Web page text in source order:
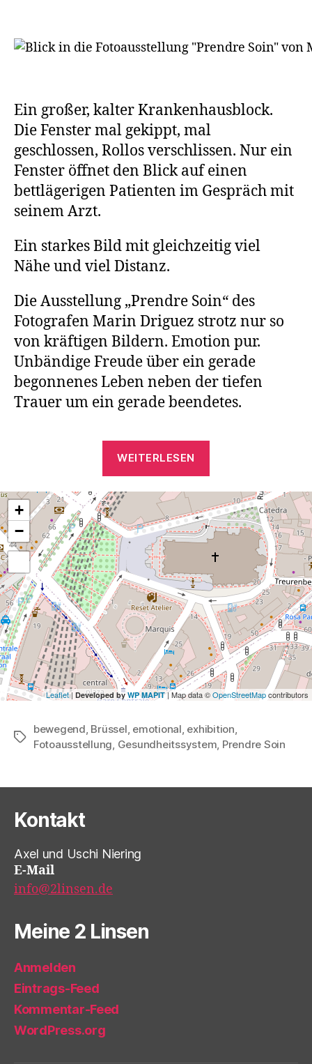
Ein großer, kalter Krankenhausblock.
Die Fenster mal gekippt, mal
geschlossen, Rollos verschlissen. Nur ein
Fenster öffnet den Blick auf einen
bettlägerigen Patienten im Gespräch mit
seinem Arzt.
Ein starkes Bild mit gleichzeitig viel
Nähe und viel Distanz.
Die Ausstellung „Prendre Soin“ des
Fotografen Marin Driguez strotz nur so
von kräftigen Bildern. Emotion pur.
Unbändige Freude über ein gerade
begonnenes Leben neben der tiefen
Trauer um ein gerade beendetes.
WEITERLESEN
+
−
Leaflet| Developed by WP MAPIT| Map data ©OpenStreetMapcontributors
Schlagwörter
bewegend, Brüssel, emotional, exhibition,
Fotoausstellung, Gesundheitssystem, Prendre Soin
Kontakt
Axel und Uschi Niering
E-Mail
info@2linsen.de
Meine 2 Linsen
Anmelden
Eintrags-Feed
Kommentar-Feed
WordPress.org